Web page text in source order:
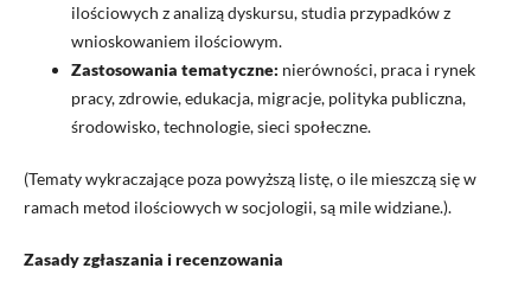
ilościowych z analizą dyskursu, studia przypadków z
wnioskowaniem ilościowym.
Zastosowania tematyczne: nierówności, praca i rynek
pracy, zdrowie, edukacja, migracje, polityka publiczna,
środowisko, technologie, sieci społeczne.
(Tematy wykraczające poza powyższą listę, o ile mieszczą się w
ramach metod ilościowych w socjologii, są mile widziane.).
Zasady zgłaszania i recenzowania